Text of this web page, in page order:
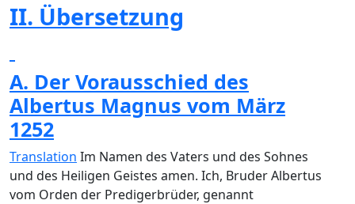
II. Übersetzung
A. Der Vorausschied des
Albertus Magnus vom März
1252
Translation Im Namen des Vaters und des Sohnes
und des Heiligen Geistes amen. Ich, Bruder Albertus
vom Orden der Predigerbrüder, genannt